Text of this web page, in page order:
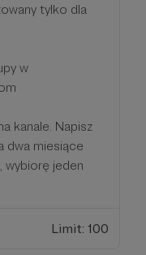
tylko dla
w
kanale. Napisz
dwa miesiące
wybiorę jeden
Limit: 100